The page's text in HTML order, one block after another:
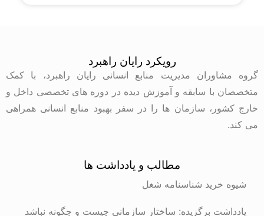
رویکرد رایان راهبرد
گروه مشاوران مدیریت منابع انسانی رایان راهبرد، با کمک
متخصصان با سابقه و آموزش دیده در دوره های تخصصی داخل و
خارج کشور، سازمان ها را در سفر بهبود منابع انسانی همراهی
می کند.
مطالب و یادداشت ها
شیوه خرید شناسنامه شغل
یادداشت برگزیده: ساختار سازمانی چیست و چگونه نباشد